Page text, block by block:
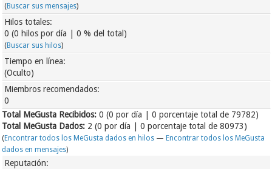
(Buscar sus mensajes)
Hilos totales:
0 (0 hilos por día | 0 % del total)
(Buscar sus hilos)
Tiempo en línea:
(Oculto)
Miembros recomendados:
0
Total MeGusta Recibidos: 0 (0 por día | 0 porcentaje total de 79782)
Total MeGusta Dados: 2 (0 por día | 0 porcentaje total de 80973)
(Encontrar todos los MeGusta dados en hilos — Encontrar todos los MeGusta
dados en mensajes)
Reputación: